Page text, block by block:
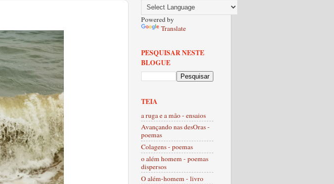
Powered by
Translate
PESQUISAR NESTE
BLOGUE
TEIA
a ruga e a mão - ensaios
Avançando nas desOras -
poemas
Colagens - poemas
o além homem - poemas
dispersos
O além-homem - livro